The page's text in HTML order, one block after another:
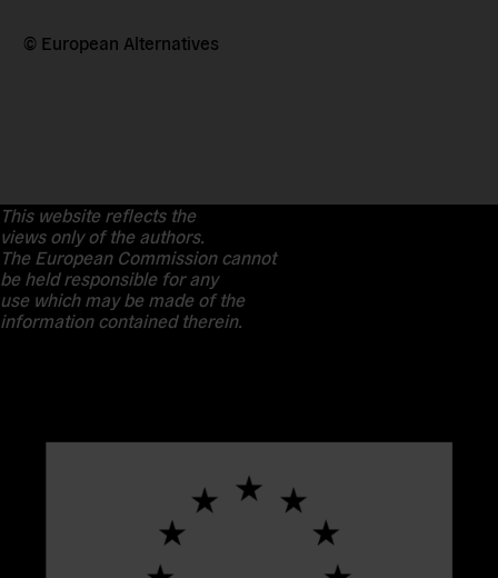
© European Alternatives
This website reflects the
views only of the authors.
The European Commission cannot
be held responsible for any
use which may be made of the
information contained therein.